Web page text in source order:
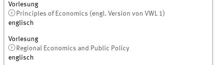
Vorlesung
Principles of Economics (engl. Version von VWL 1)
englisch
Vorlesung
Regional Economics and Public Policy
englisch